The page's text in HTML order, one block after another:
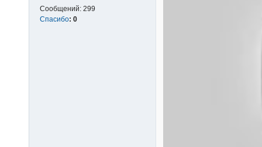
Сообщений: 299
Спасибо: 0